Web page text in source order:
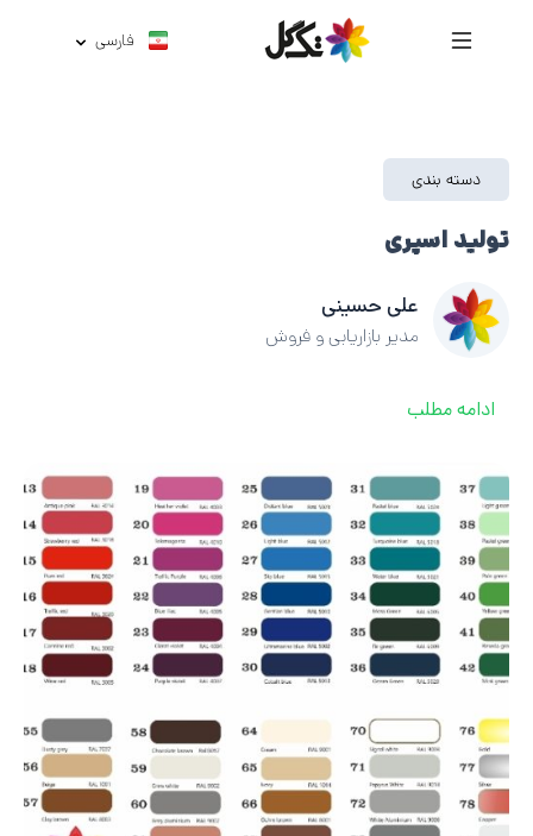
فارسی
دسته بندی
تولید اسپری
علی حسینی
مدیر بازاریابی و فروش
ادامه مطلب